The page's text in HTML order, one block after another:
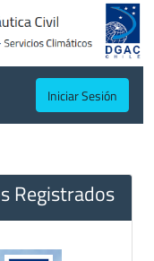
Iniciar Sesión
Registrados